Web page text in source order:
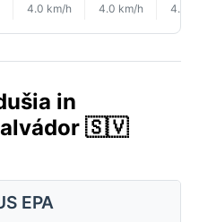
4.0 km/h 4.0 km/h 4.0
in
🇸🇻
EPA